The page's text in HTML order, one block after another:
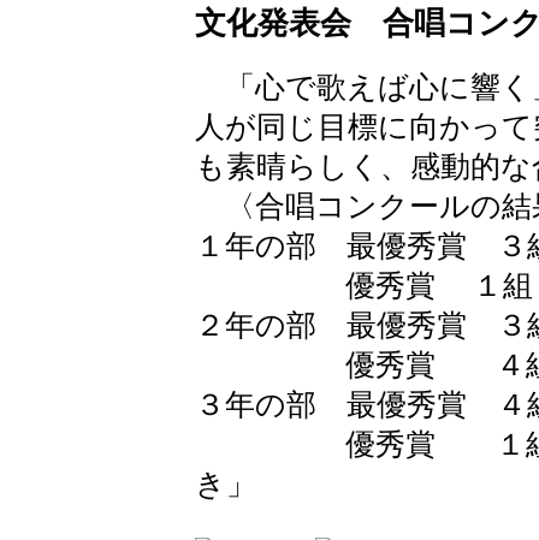
文化発表会 合唱コン
「心で歌えば心に響く
人が同じ目標に向かっ
も素晴らしく、感動的
〈合唱コンクールの結
１年の部 最優秀賞 ３
優秀賞 １組 「
２年の部 最優秀賞 ３
優秀賞 ４組 「
３年の部 最優秀賞 ４
優秀賞 １組 「
き」